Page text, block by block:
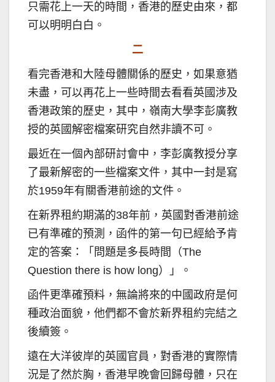
只需花上一天的時間，香港的歷史由來，都
可以明明白白。
二
看完香港和大陸母體關係的歷史，如果意猶
未盡，可以再花上一些時間去看看英國涉及
香港政策的歷史，其中，嶺南大學李彭廣教
授的英國解密檔案研究自然非讀不可。
最近在一個內部研討會中，李彭廣教授分享
了最新解密的一些檔案文件，其中一封是寫
於1959年有關香港前途的文件。
在新界租約期滿的38年前，英國對香港前途
已有準確的預測，函件的第一句已經給予肯
定的答案：「問題是多長時間（The
Question there is how long）」。
函件更準確預料，無論將來的中國政府是何
種政治面貌，他們都不會於新界租約完結之
後續簽。
遠在大洋彼岸的英國官員，對香港的實際情
況是了然於胸，香港早晚會回歸母體，只在